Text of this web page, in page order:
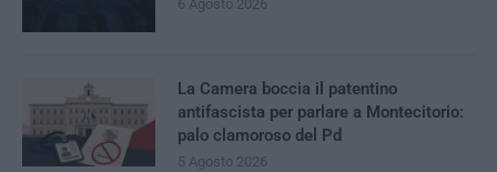
6 Agosto 2026
La Camera boccia il patentino
antifascista per parlare a Montecitorio:
palo clamoroso del Pd
5 Agosto 2026